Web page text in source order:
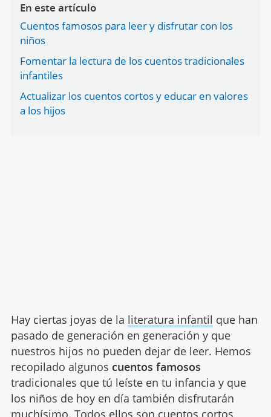
En este artículo
Cuentos famosos para leer y disfrutar con los
niños
Fomentar la lectura de los cuentos tradicionales
infantiles
Actualizar los cuentos cortos y educar en valores
a los hijos
Hay ciertas joyas de la literatura infantil que han
pasado de generación en generación y que
nuestros hijos no pueden dejar de leer. Hemos
recopilado algunos cuentos famosos
tradicionales que tú leíste en tu infancia y que
los niños de hoy en día también disfrutarán
muchísimo. Todos ellos son cuentos cortos